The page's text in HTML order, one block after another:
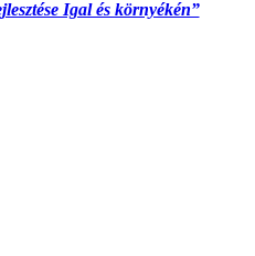
Igal és környékén”